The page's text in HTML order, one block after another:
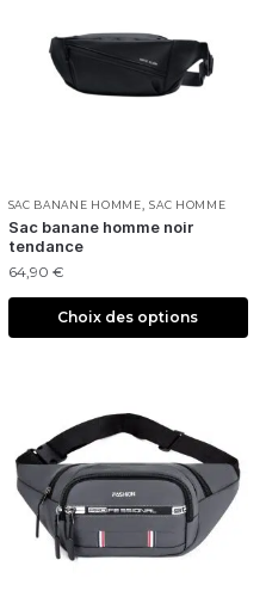
SAC BANANE HOMME ,SAC HOMME
Sac banane homme noir
tendance
64,90 €
Choix des options